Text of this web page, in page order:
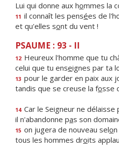
Lui qui donne aux hommes la
11 il connaît les pensées de
et qu'elles sont du vent !
PSAUME : 93 - II
12 Heureux l'homme que tu
celui que tu enseignes par ta
13 pour le garder en paix aux
tandis que se creuse la fosse
14 Car le Seigneur ne délaisse
il n'abandonne pas son
15 on jugera de nouveau selo
tous les hommes droits